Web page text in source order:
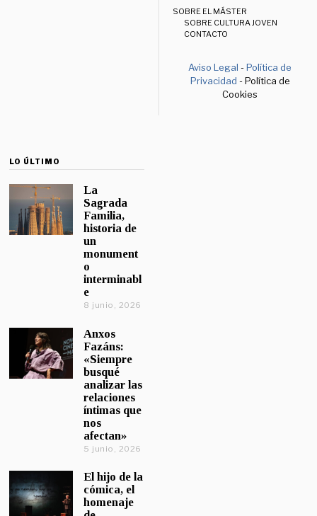
SOBRE EL MÁSTER
SOBRE CULTURA JOVEN
CONTACTO
Aviso Legal -Política de
Privacidad - Política de
Cookies
LO ÚLTIMO
La
Sagrada
Familia,
historia de
un
monument
o
interminabl
e
8 junio, 2026
Anxos
Fazáns:
«Siempre
busqué
analizar las
relaciones
íntimas que
nos
afectan»
5 junio, 2026
El hijo de la
cómica, el
homenaje